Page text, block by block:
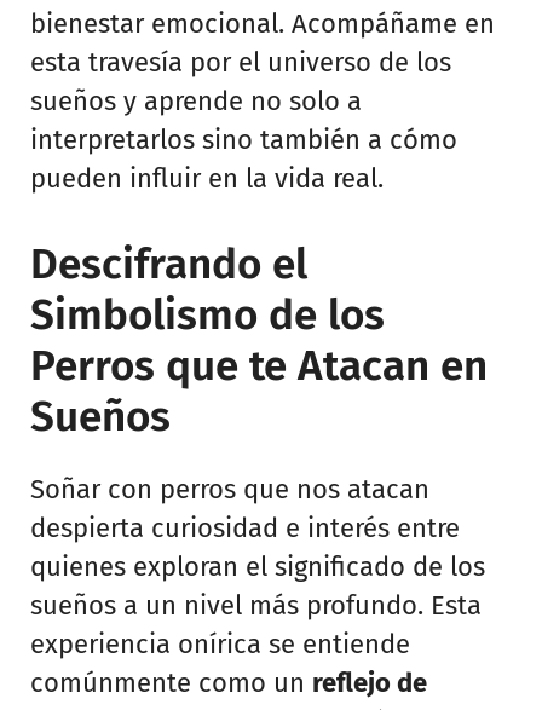
bienestar emocional. Acompáñame en
esta travesía por el universo de los
sueños y aprende no solo a
interpretarlos sino también a cómo
pueden influir en la vida real.
Descifrando el
Simbolismo de los
Perros que te Atacan en
Sueños
Soñar con perros que nos atacan
despierta curiosidad e interés entre
quienes exploran el significado de los
sueños a un nivel más profundo. Esta
experiencia onírica se entiende
comúnmente como un reflejo de